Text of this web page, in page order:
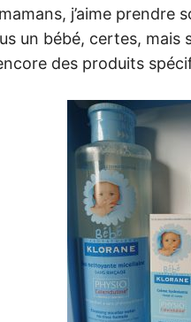
j’aime prendre
un bébé, certes,
des produits